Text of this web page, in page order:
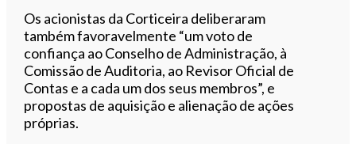
Os acionistas da Corticeira deliberaram
também favoravelmente “um voto de
confiança ao Conselho de Administração, à
Comissão de Auditoria, ao Revisor Oficial de
Contas e a cada um dos seus membros”, e
propostas de aquisição e alienação de ações
próprias.